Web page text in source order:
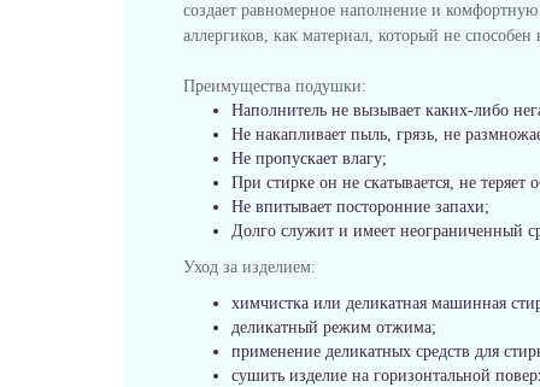
создает равномерное наполнение и
аллергиков, как материал, который не
Преимущества подушки:
Наполнитель не вызывает каких-либо
Не накапливает пыль, грязь, не
Не пропускает влагу;
При стирке он не скатывается, не теряет
Не впитывает посторонние запахи;
Долго служит и имеет неограниченный
Уход за изделием:
химчистка или деликатная машинная
деликатный режим отжима;
применение деликатных средств для
сушить изделие на горизонтальной